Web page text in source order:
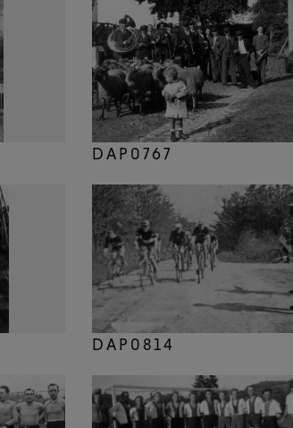
DAP0767
DAP0814